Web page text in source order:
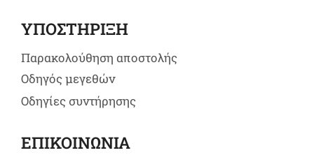
ΥΠΟΣΤΗΡΙΞΗ
Παρακολούθηση αποστολής
Οδηγός μεγεθών
Οδηγίες συντήρησης
ΕΠΙΚΟΙΝΩΝΙΑ